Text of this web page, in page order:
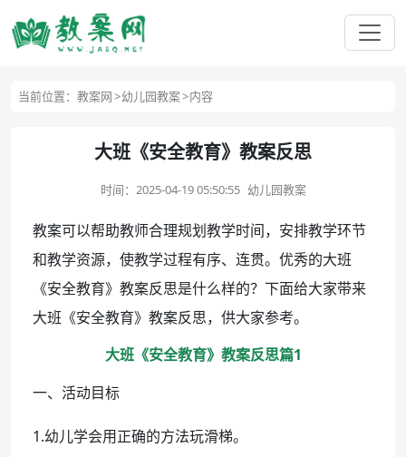
当前位置： 教案网 幼儿园教案 内容
大班《安全教育》教案反思
时间： 2025-04-19 05:50:55 幼儿园教案
教案可以帮助教师合理规划教学时间，安排教学环节
和教学资源，使教学过程有序、连贯。优秀的大班
《安全教育》教案反思是什么样的？下面给大家带来
大班《安全教育》教案反思，供大家参考。
大班《安全教育》教案反思篇1
一、活动目标
1.幼儿学会用正确的方法玩滑梯。